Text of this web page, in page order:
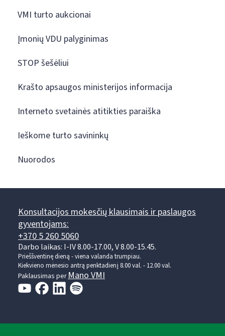
VMI turto aukcionai
Įmonių VDU palyginimas
STOP šešėliui
Krašto apsaugos ministerijos informacija
Interneto svetainės atitikties paraiška
Ieškome turto savininkų
Nuorodos
Konsultacijos mokesčių klausimais ir paslaugos
gyventojams:
+370 5 260 5060
Darbo laikas: I-IV 8.00-17.00, V 8.00-15.45.
Prieššventinę dieną - viena valanda trumpiau.
Kiekvieno mėnesio antrą penktadienį 8.00 val. - 12.00 val.
Paklausimas per Mano VMI